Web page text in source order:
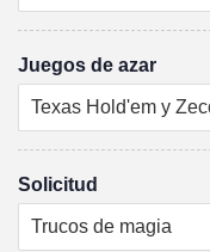
Juegos de azar
Solicitud